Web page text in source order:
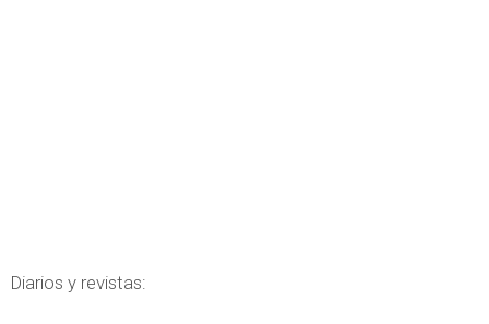
Diarios y revistas: